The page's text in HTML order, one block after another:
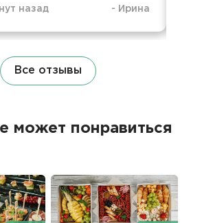
назад - Ирина
Все отзывы
может понравиться